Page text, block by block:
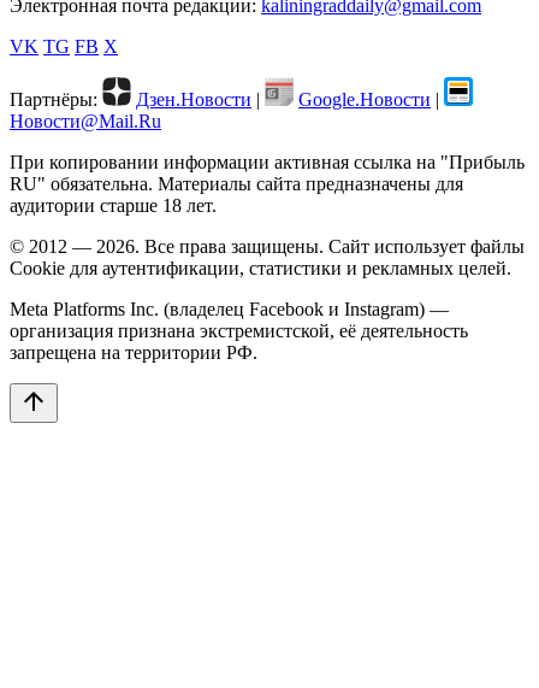
Электронная почта редакции: kaliningraddaily@gmail.com
VK TG FB X
Партнёры: Дзен.Новости | Google.Новости |
Новости@Mail.Ru
При копировании информации активная ссылка на "Прибыль
RU" обязательна. Материалы сайта предназначены для
аудитории старше 18 лет.
© 2012 — 2026. Все права защищены. Сайт использует файлы
Cookie для аутентификации, статистики и рекламных целей.
Meta Platforms Inc. (владелец Facebook и Instagram) —
организация признана экстремистской, её деятельность
запрещена на территории РФ.
arrow_upward